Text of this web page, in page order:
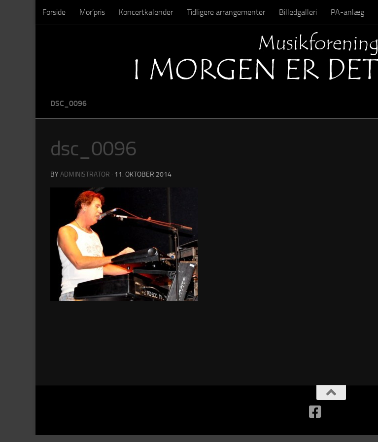
Skip to content
Forside Mor’pris Koncertkalender Tidligere arrangementer Billedgalleri PA-anlæg
DSC_0096
dsc_0096
BY ADMINISTRATOR · 11. OKTOBER 2014